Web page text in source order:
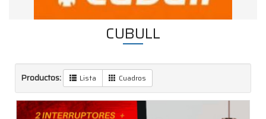
CUBULL
Productos: Lista Cuadros